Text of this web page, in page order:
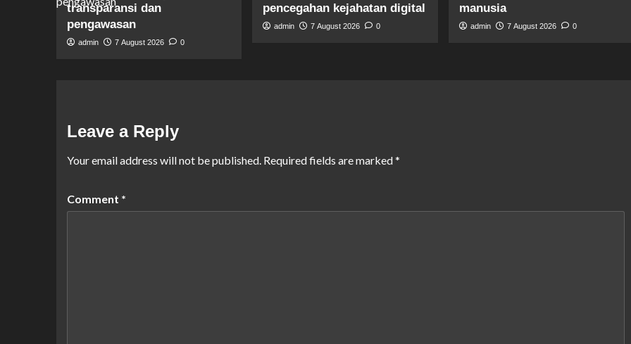
transparansi dan
pengawasan
admin 7 August 2026 0
pencegahan kejahatan digital
admin 7 August 2026 0
manusia
admin 7 August 2026 0
Leave a Reply
Your email address will not be published. Required fields are marked*
Comment *